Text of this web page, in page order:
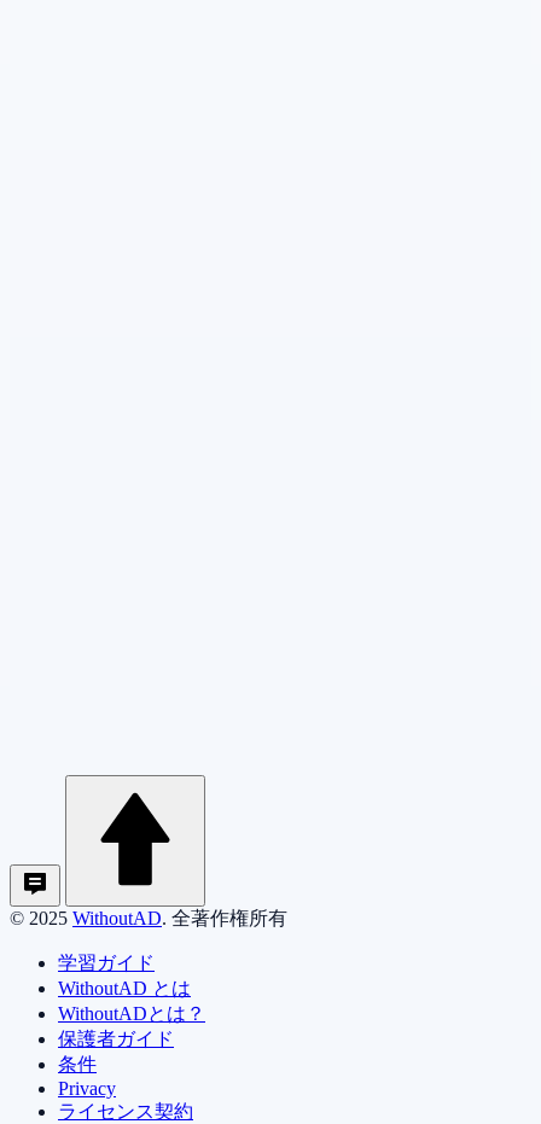
© 2025 WithoutAD. 全著作権所有
学習ガイド
WithoutAD とは
WithoutADとは？
保護者ガイド
条件
Privacy
ライセンス契約